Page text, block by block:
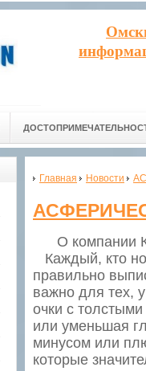
Главная Новости
О компании
Каждый, кто
правильно
важно для тех,
очки с
или уменьшая
минусом или
которые